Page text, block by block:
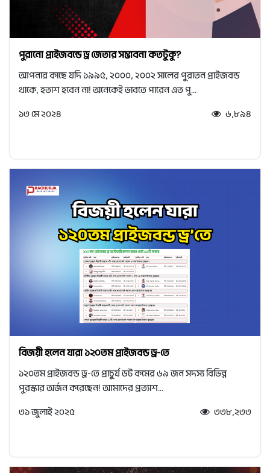
পুরানো প্রাইজবন্ডে ড্র জেতার সম্ভাবনা কতটুকু?
আপনার কাছে যদি ১৯৯৫, ২০০০, ২০০২ সালের পুরাতন প্রাইজবন্ড
থাকে, হতাশ হবেন না! অনেকেই ভাবতে পারেন এত পু...
১৩ মে ২০২৪
৬,৮৯৪
বিজয়ী হলেন যারা ১২০তম প্রাইজবন্ড ড্র-তে
১২০তম প্রাইজবন্ড ড্র-তে প্রাচুর্য ডট কমের ৬৯ জন সদস্য বিভিন্ন
পুরস্কার অর্জন করেছেন! আমাদের প্রত্যাশ...
৩১ জুলাই ২০২৫
৩৩৮,২৩৩